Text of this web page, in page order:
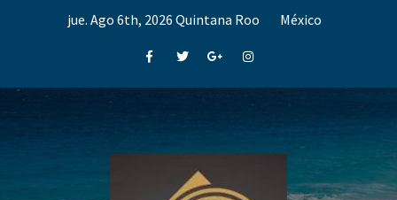
jue. Ago 6th, 2026 Quintana Roo México
FacebookTwitterGoogle+Instagram